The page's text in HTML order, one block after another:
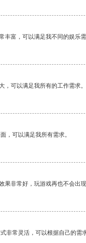
丰富，可以满足我不同的娱乐需
，可以满足我所有的工作需求
，可以满足我所有需求。
果非常好，玩游戏再也不会出
非常灵活，可以根据自己的需